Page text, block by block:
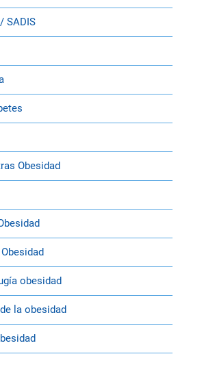
SADIS
Obesidad
obesidad
la obesidad